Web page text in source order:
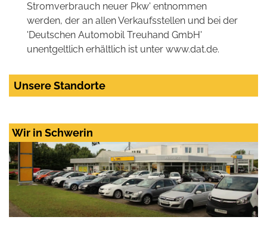
Stromverbrauch neuer Pkw' entnommen
werden, der an allen Verkaufsstellen und bei der
'Deutschen Automobil Treuhand GmbH'
unentgeltlich erhältlich ist unter www.dat.de.
Unsere Standorte
Wir in Schwerin